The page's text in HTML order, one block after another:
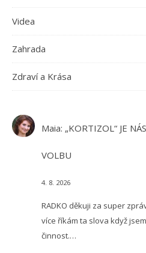
Videa
Zahrada
Zdraví a Krása
Maia: „KORTIZOL“ JE
VOLBU
4. 8. 2026
RADKO děkuji za super
více říkám ta slova když
činnost.…